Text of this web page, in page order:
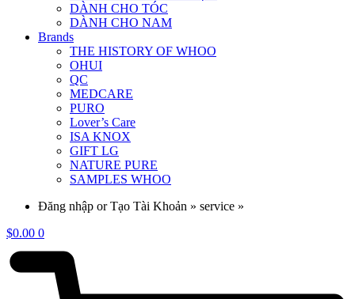
DÀNH CHO TÓC
DÀNH CHO NAM
Brands
THE HISTORY OF WHOO
OHUI
QC
MEDCARE
PURO
Lover’s Care
ISA KNOX
GIFT LG
NATURE PURE
SAMPLES WHOO
Đăng nhập or Tạo Tài Khoản » service »
$0.00 0